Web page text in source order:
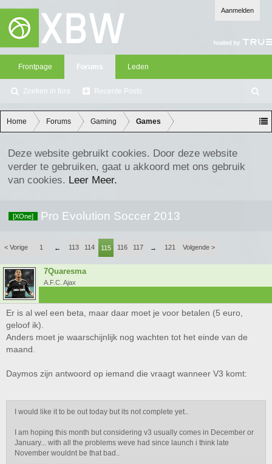
Aanmelden
Frontpage Forums
Zoeken in fora Recente Posts
Leden
oe
ke
n
Home Forums Gaming Games
Deze website gebruikt cookies. Door deze website
verder te gebruiken, gaat u akkoord met ons gebruik
van cookies. Leer Meer.
[XOne] Pro Evolution Soccer 2013
< Vorige 1 ← 113 114 115 116 117 → 121 Volgende >
7Quaresma
A.F.C. Ajax
Er is al wel een beta, maar daar moet je voor betalen (5 euro,
geloof ik).
Anders moet je waarschijnlijk nog wachten tot het einde van de
maand.
Daymos zijn antwoord op iemand die vraagt wanneer V3 komt:
I would like it to be out today but its not complete yet..
I am hoping this month but considering v3 usually comes in December or
January... with all the problems weve had since launch i think late
November wouldnt be that bad..